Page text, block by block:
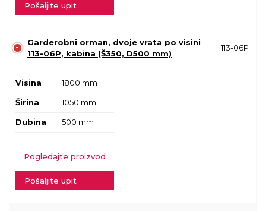
Pošaljite upit
Garderobni orman, dvoje vrata po visini
113-06P, kabina (Š350, D500 mm)
113-06P
Visina 1800 mm
Širina 1050 mm
Dubina 500 mm
Pogledajte proizvod
Pošaljite upit